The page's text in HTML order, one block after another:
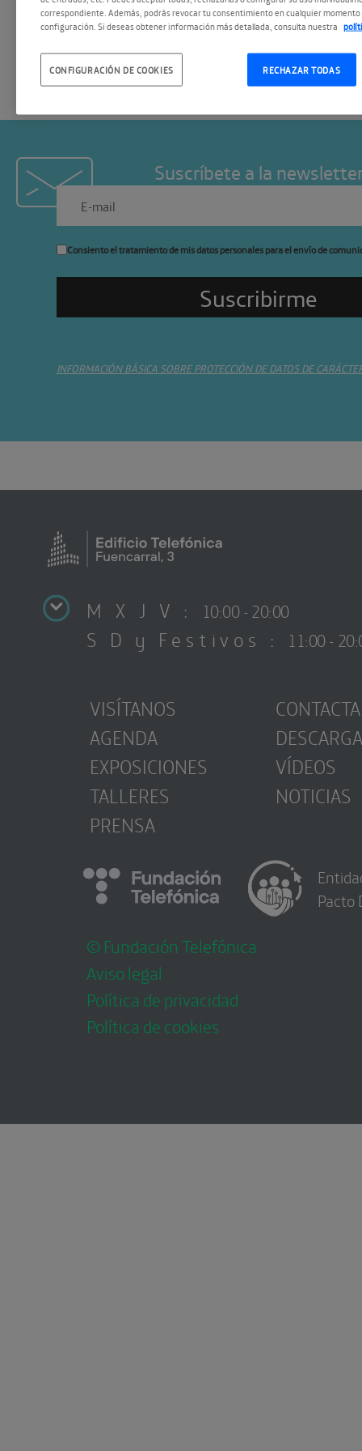
letras en español sino del
Suscríbete a la
Consiento el tratamiento de mis datos personales para el envío de
INFORMACIÓN BÁSICA SOBRE PROTECCIÓN DE DATOS DE
M X J V : 10:00 - 20:00
S D y Festivos : 11:00 -
VISÍTANOS
AGENDA
EXPOSICIONES
TALLERES
PRENSA
CONTACTA
VÍDEOS
NOTICIAS
© Fundación Telefónica
Aviso legal
Política de privacidad
Política de cookies
Pacto
correspondiente. Además, podrás revocar tu consentimiento en cualquier momento
configuración. Si deseas obtener información más detallada, consulta nuestra
RECHAZAR TODAS
CONFIGURACIÓN DE COOKIES